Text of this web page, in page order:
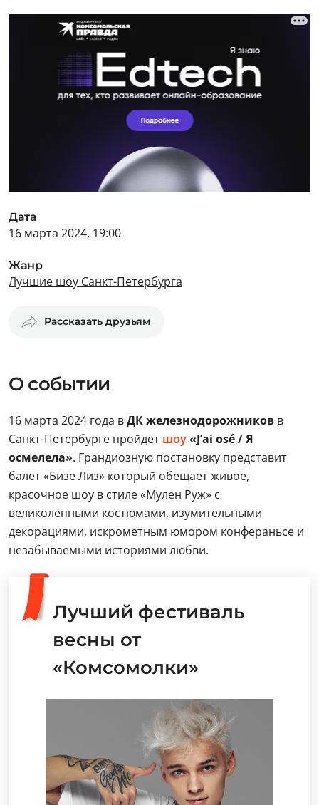
Дата
16 марта 2024, 19:00
Жанр
Лучшие шоу Санкт-Петербурга
Рассказать друзьям
О событии
16 марта 2024 года вДК железнодорожников в
Санкт-Петербурге пройдет шоу«J’ai osé / Я
осмелела». Грандиозную постановку представит
балет «Бизе Лиз» который обещает живое,
красочное шоу в стиле «Мулен Руж» с
великолепными костюмами, изумительными
декорациями, искрометным юмором конфераньсе и
незабываемыми историями любви.
Лучший фестиваль
весны от
«Комсомолки»